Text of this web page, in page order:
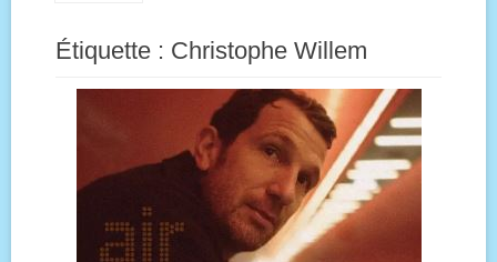
Étiquette : Christophe Willem